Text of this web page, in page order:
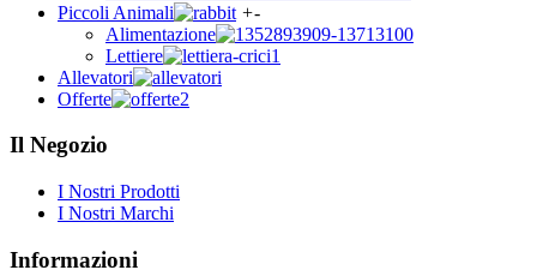
Piccoli Animali +-
Alimentazione
Lettiere
Allevatori
Offerte
Il Negozio
I Nostri Prodotti
I Nostri Marchi
Informazioni